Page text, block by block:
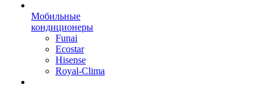
Мобильные
кондиционеры
Funai
Ecostar
Hisense
Royal-Clima